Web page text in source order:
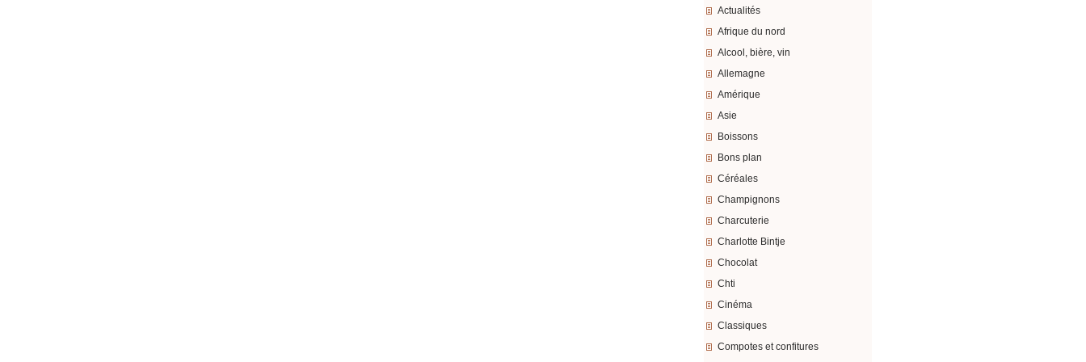
Actualités
Afrique du nord
Alcool, bière, vin
Allemagne
Amérique
Asie
Boissons
Bons plan
Céréales
Champignons
Charcuterie
Charlotte Bintje
Chocolat
Chti
Cinéma
Classiques
Compotes et confitures